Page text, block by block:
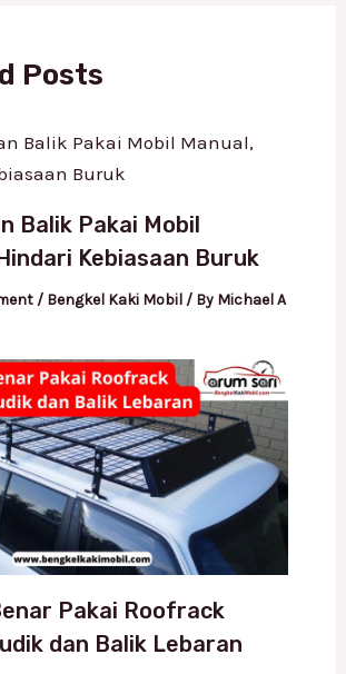
Posts
Balik Pakai Mobil
Kebiasaan Buruk
/ Bengkel Kaki Mobil/ By Michael A
Pakai Roofrack
dan Balik Lebaran